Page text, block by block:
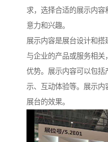
求，选择合适的展示内
意力和兴趣。
展示内容是展台设计和
与企业的产品或服务相关
优势。展示内容可以包
示、互动体验等。展示内
展台的效果。